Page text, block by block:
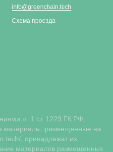
info@greenchain.tech
Схема проезда
п. 1 ст. 1229 ГК РФ,
материалы, размещенные на
, принадлежат их
материалов размещенных